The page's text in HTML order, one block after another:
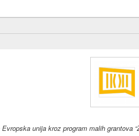
unija kroz program malih grantova